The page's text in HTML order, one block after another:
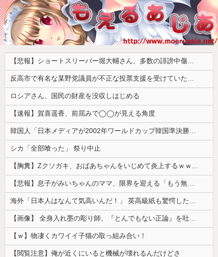
【悲報】ショートスリーパー堀大輔さん、多数の誹謗中傷で涙が止まらなくなってしまう動画がネットで話題に → ………
反高市で有名な某野党議員が不正な投票支援を受けていた過去が発掘、「説明責任があるのでは？」と揶揄されており……
ロシアさん、国民の財産を没収しはじめる
【速報】賀喜遥香、前屈みで◯◯が見える角度
韓国人「日本メディアが2002年ワールドカップ韓国準決勝も調査すべきと主張！」→「英国メディアも一斉に指摘‥」
シカ「全部喰った」 祭り中止
【胸糞】Zクソガキ、おばあちゃんをいじめて炎上するｗｗｗｗ
【悲報】息子がみいちゃんのママ、限界を迎える「もう無理。普通の家庭を築きたい。普通の子育てをしたい。」
海外「日本人はなんて気高いんだ！」 英高級紙も驚愕した極限の中の日本人の姿に世界が衝撃
【画像】 全身入れ墨の彫り師、『とんでもない正論』を吐いて30万再生されてしまうｗｗｗｗｗｗｗ
【ｗ】物凄くカワイイ子猫の取っ組み合い！
【閲覧注意】俺が近くにいると機械が壊れるんだけどさ